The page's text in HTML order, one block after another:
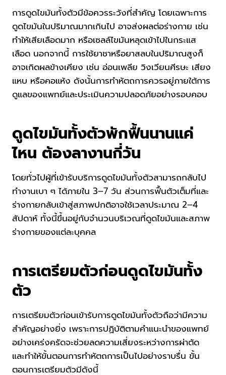
การดูดไขมันทั้งตัวมีข้อควรระวังที่สำคัญ โดยเฉพาะการ
ดูดไขมันในปริมาณมากเกินไป อาจส่งผลต่อร่างกาย เช่น
ทำให้เสียเลือดมาก หรือเซลล์ไขมันหลุดเข้าไปในกระแส
เลือด นอกจากนี้ การใช้ยาชาหรือยาสลบในปริมาณสูงก็
อาจเกิดผลข้างเคียง เช่น อ่อนเพลีย วิงเวียนศีรษะ เสียง
แหบ หรือคอแห้ง ดังนั้นการทำหัตถการควรอยู่ภายใต้การ
ดูแลของแพทย์และประเมินความปลอดภัยอย่างรอบคอบ
ดูดไขมันทั้งตัวพักฟื้นนานแค่
ไหน ต้องลางานกี่วัน
โดยทั่วไปผู้ที่เข้ารับบริการดูดไขมันทั้งตัวสามารถกลับไป
ทำงานเบา ๆ ได้ภายใน 3–7 วัน ส่วนการฟื้นตัวเต็มที่และ
ร่างกายกลับเข้าสู่สภาพปกติอาจใช้เวลาประมาณ 2–4
สัปดาห์ ทั้งนี้ขึ้นอยู่กับจำนวนบริเวณที่ดูดไขมันและสภาพ
ร่างกายของแต่ละบุคคล
การเตรียมตัวก่อนดูดไขมันทั้ง
ตัว
การเตรียมตัวก่อนเข้ารับการดูดไขมันทั้งตัวถือว่ามีความ
สำคัญอย่างยิ่ง เพราะการปฏิบัติตามคำแนะนำของแพทย์
อย่างเคร่งครัดจะช่วยลดความเสี่ยงระหว่างการผ่าตัด
และทำให้ขั้นตอนการทำหัตถการเป็นไปอย่างราบรื่น ขั้น
ตอนการเตรียมตัวมีดังนี้